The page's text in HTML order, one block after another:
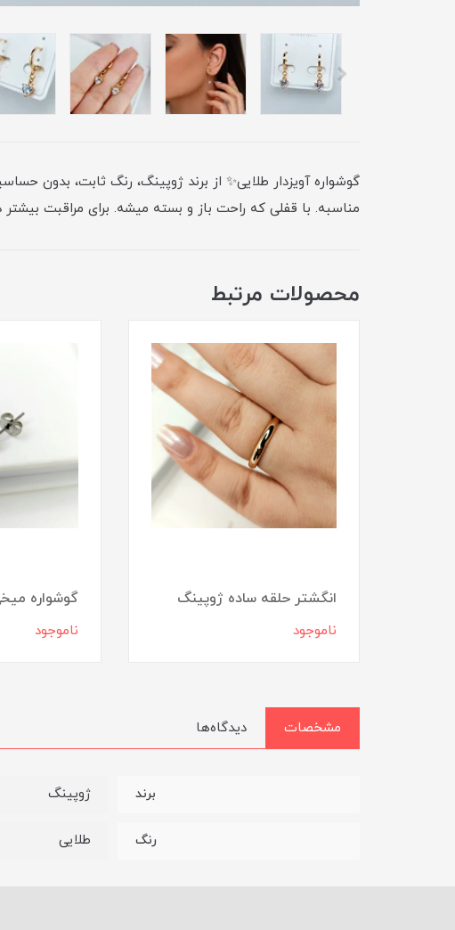
گوشواره آویزدار طلایی✨ از برند ژوپینگ، رنگ ثابت، بدون
مناسبه. با قفلی که راحت باز و بسته میشه. برای مراقبت
محصولات مرتبط
انگشتر حلقه ساده ژوپینگ
ناموجود
گوشواره
ناموجود
مشخصات دیدگاه‌ها
برند ژوپینگ
رنگ طلایی